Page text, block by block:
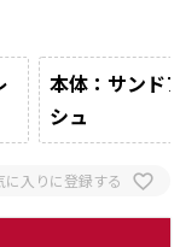
本体：サンド
シュ
に入りに登録する